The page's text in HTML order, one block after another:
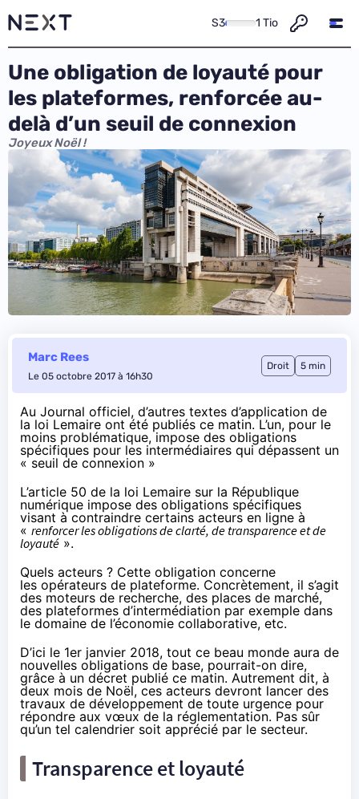
S3 1 Tio
Une obligation de loyauté pour
les plateformes, renforcée au-
delà d’un seuil de connexion
Joyeux Noël !
Marc Rees
Le 05 octobre 2017 à 16h30
Droit 5 min
Au Journal officiel, d’autres textes d’application de
la loi Lemaire ont été publiés ce matin. L’un, pour le
moins problématique, impose des obligations
spécifiques pour les intermédiaires qui dépassent un
« seuil de connexion »
L’article 50 de la loi Lemaire sur la République
numérique impose des obligations spécifiques
visant à contraindre certains acteurs en ligne à
« renforcer les obligations de clarté, de transparence et de
loyauté ».
Quels acteurs ? Cette obligation concerne
les opérateurs de plateforme. Concrètement, il s’agit
des moteurs de recherche, des places de marché,
des plateformes d’intermédiation par exemple dans
le domaine de l’économie collaborative, etc.
D’ici le 1er janvier 2018, tout ce beau monde aura de
nouvelles obligations de base, pourrait-on dire,
grâce à un décret publié ce matin. Autrement dit, à
deux mois de Noël, ces acteurs devront lancer des
travaux de développement de toute urgence pour
répondre aux vœux de la réglementation. Pas sûr
qu’un tel calendrier soit apprécié par le secteur.
Transparence et loyauté